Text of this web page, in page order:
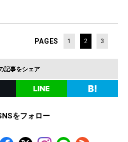
PAGES 1 2 3
記事をシェア
をフォロー